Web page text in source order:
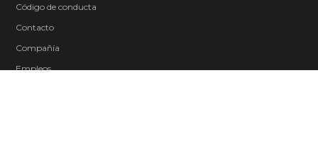
Código de conducta
Contacto
Compañía
Empleos